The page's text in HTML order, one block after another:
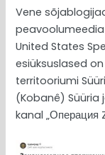
Vene
United States
esiüksuslased
territooriumi
(Kobanê) Süüria
kanal „Операция